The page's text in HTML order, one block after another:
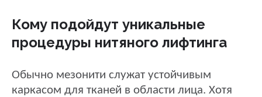
Кому подойдут уникальные
процедуры нитяного лифтинга
Обычно мезонити служат устойчивым
каркасом для тканей в области лица. Хотя